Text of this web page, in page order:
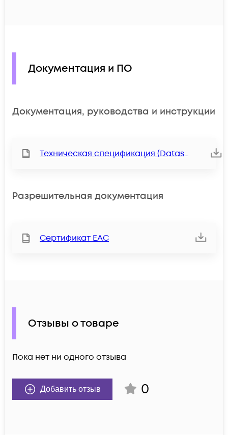
Документация и ПО
Документация, руководства и инструкции
Техническая спецификация (Datasheet)
Разрешительная документация
Сертификат ЕАС
Отзывы о товаре
Пока нет ни одного отзыва
Добавить отзыв 0